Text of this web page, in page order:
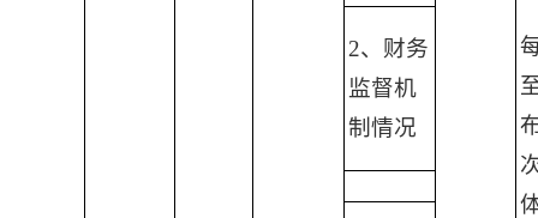
2、财务
监督机
制情况